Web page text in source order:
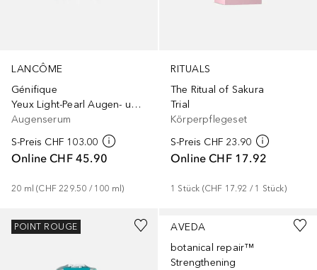
LANCÔME
Génifique
Yeux Light-Pearl Augen- und Wimpernserum
Augenserum
S-Preis CHF 103.00
Online CHF 45.90
20 ml (CHF 229.50 / 100 ml)
RITUALS
The Ritual of Sakura
Trial
Körperpflegeset
S-Preis CHF 23.90
Online CHF 17.92
1 Stück (CHF 17.92 / 1 Stück)
POINT ROUGE
AVEDA
botanical repair™
Strengthening